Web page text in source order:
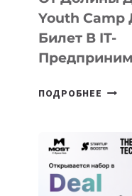
Youth Camp
Билет В IT-
ПОДРОБНЕЕ ОТ
AI